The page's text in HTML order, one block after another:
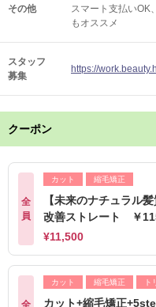
その他 スマート支払いOK
もオススメ
スタッフ
募集
https://
クーポン
全
員
カット 縮毛矯正
【未来のナチュラル
改善ストレート ￥
¥11,500
全
カット 縮毛矯正 ト
カット+縮毛矯正